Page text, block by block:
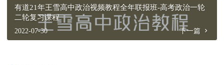
有道21年王雪高中政治视频教程全年联报班-高考政治一轮
二轮复习课程
2022-07-30 下一篇